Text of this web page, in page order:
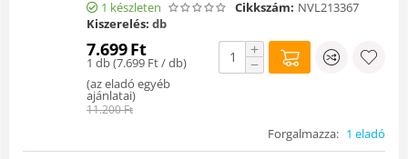
1 készleten Cikkszám: NVL213367
Kiszerelés: db
7.699Ft
1 db (7.699 Ft/ db)
(az eladó egyéb
ajánlatai)
11.200Ft
+
−
Forgalmazza: 1 eladó